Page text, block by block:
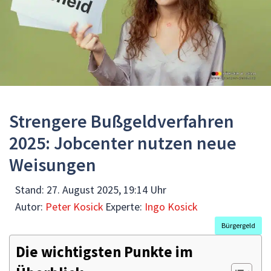
Strengere Bußgeldverfahren
2025: Jobcenter nutzen neue
Weisungen
Stand: 27. August 2025, 19:14 Uhr
Autor: Peter Kosick Experte: Ingo Kosick
Bürgergeld
Die wichtigsten Punkte im